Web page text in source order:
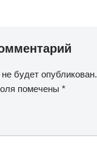
будет опубликован.
помечены *